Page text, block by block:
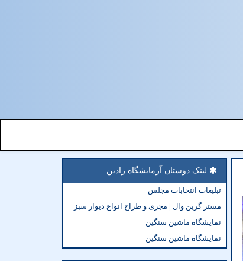
لینک دوستان آزمایشگاه رادین
تبلیغات انتخابات مجلس
مستر گرین وال | مجری و طراح انواع دیوار سبز
نمایشگاه ماشین سنگین
نمایشگاه ماشین سنگین